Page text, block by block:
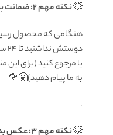
💥نکته مهم 2: ضمانت برگشت
هنگامی که محصول
یا مرجوع کنید (برای
به ما پیام دهید)🤗🌹
.